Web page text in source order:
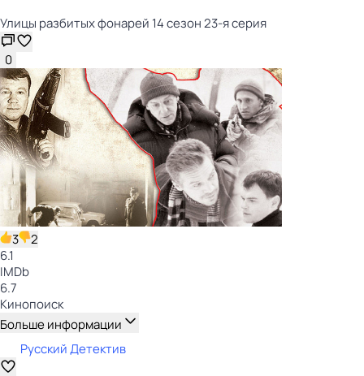
Улицы разбитых фонарей 14 сезон 23-я серия
0
3
2
6.1
IMDb
6.7
Кинопоиск
Больше информации
Русский Детектив